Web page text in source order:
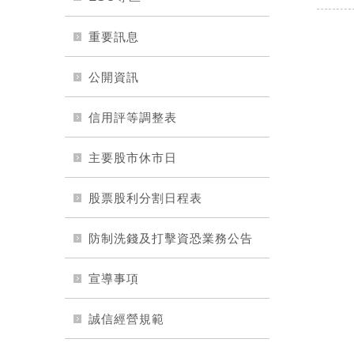
重要訊息
公開資訊
信用評等調整表
主要股市休市日
股票股利分割日程表
防制洗錢及打擊資恐業務公告
宣導事項
誠信經營規範